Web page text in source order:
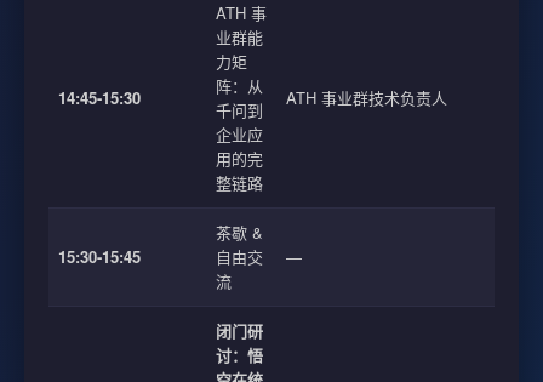
14:45-15:30
ATH 事
业群能
力矩
阵：从
千问到
企业应
用的完
整链路
ATH 事业群技术负责人
15:30-15:45
茶歇 &
自由交
流
—
闭门研
讨：悟